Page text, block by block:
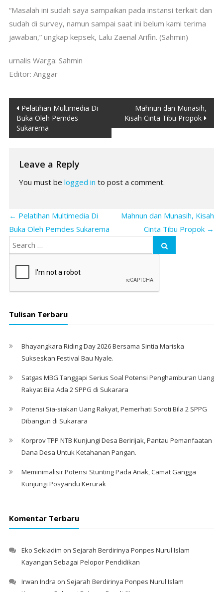
“Masalah ini sudah saya sampaikan pada instansi terkait dan
sudah di survey, namun sampai saat ini belum kami terima
jawaban,” ungkap kepsek, Lalu Zaenal Arifin. (Sahmin)
urnalis Warga: Sahmin
Editor: Anggar
Post
navigation
Pelatihan Multimedia Di
Buka Oleh Pemdes
Sukarema
Mahnun dan Munasih,
Kisah Cinta Tibu Propok
Leave a Reply
You must be logged in to post a comment.
← Pelatihan Multimedia Di
Buka Oleh Pemdes Sukarema
Mahnun dan Munasih, Kisah
Cinta Tibu Propok →
Tulisan Terbaru
Bhayangkara Riding Day 2026 Bersama Sintia Mariska
Sukseskan Festival Bau Nyale. ‎
Satgas MBG Tanggapi Serius Soal Potensi Penghamburan Uang
Rakyat Bila Ada 2 SPPG di Sukarara
Potensi Sia-siakan Uang Rakyat, Pemerhati Soroti Bila 2 SPPG
Dibangun di Sukarara
Korprov TPP NTB Kunjungi Desa Beririjak, Pantau Pemanfaatan
Dana Desa Untuk Ketahanan Pangan.
Meminimalisir Potensi Stunting Pada Anak, Camat Gangga
Kunjungi Posyandu Kerurak
Komentar Terbaru
Eko Sekiadim on Sejarah Berdirinya Ponpes Nurul Islam
Kayangan Sebagai Pelopor Pendidikan
Irwan Indra on Sejarah Berdirinya Ponpes Nurul Islam